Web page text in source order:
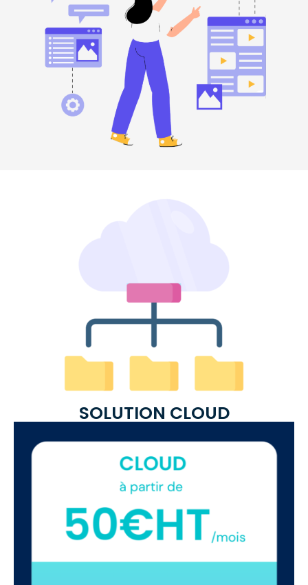
SOLUTION CLOUD